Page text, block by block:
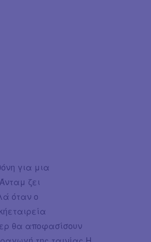
για μια
ζει
όταν ο
θα αποφασίσουν